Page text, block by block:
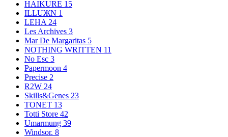
HAIKURE 15
ILLUЖN 1
LEHA 24
Les Archives 3
Mar De Margaritas 5
NOTHING WRITTEN 11
No Esc 3
Papermoon 4
Precise 2
R2W 24
Skills&Genes 23
TONET 13
Totti Store 42
Umarmung 39
Windsor. 8